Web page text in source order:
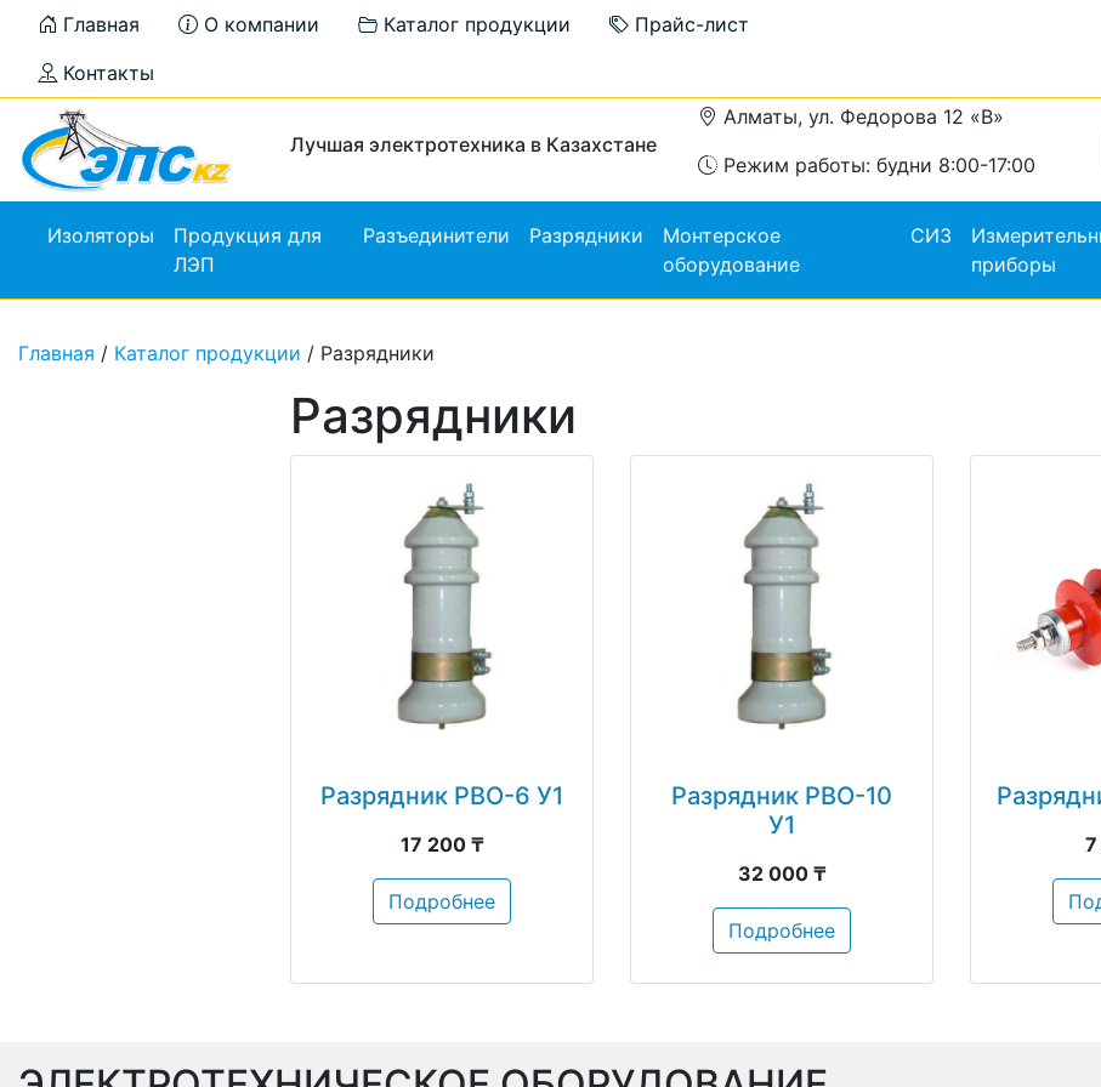
Главная О компании Каталог продукции
Прайс-лист
Контакты
Лучшая электротехника в Казахстане
Алматы, ул. Федорова 12 «В»
Режим работы: будни 8:00-17:00
Изоляторы
Продукция для
ЛЭП
Разъединители Разрядники
Монтерское
оборудование
СИЗ
приборы
Главная / Каталог продукции / Разрядники
Разрядники
Разрядник РВО-6 У1
17 200 ₸
Подробнее
Разрядник РВО-10
У1
32 000 ₸
Подробнее